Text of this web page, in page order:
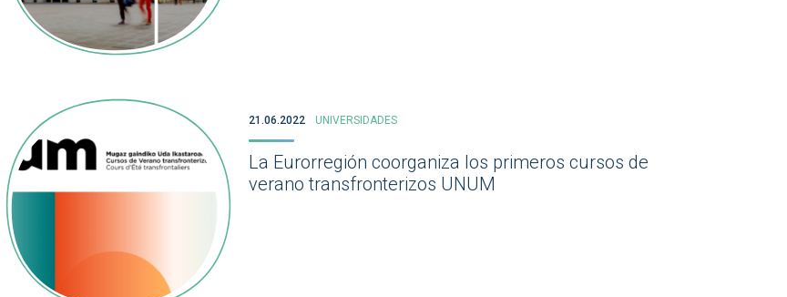
21.06.2022 UNIVERSIDADES
La Eurorregión coorganiza los primeros cursos de
verano transfronterizos UNUM